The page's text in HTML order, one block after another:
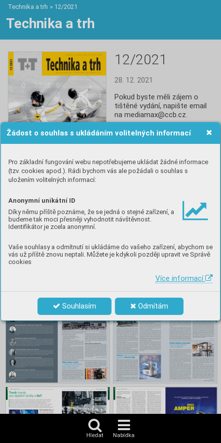
Žádost o souhlas s ukládáním volitelných informací
Pro základní fungování webu nepotřebujeme ukládat žádné informace
(tzv. cookies apod.). Rádi bychom vás ale požádali o souhlas s
uložením volitelných informací:
Anonymní unikátní ID
Díky němu příště poznáme, že se jedná o stejné zařízení, a
budeme tak moci přesněji vyhodnotit návštěvnost.
Identifikátor je zcela anonymní.
Vaše souhlasy a odmítnutí si ukládáme do vašeho zařízení, abychom se
vás už příště znovu neptali. Můžete je kdykoli později upravit ve Správě
cookies
Více informací
Souhlasím Odmítám
12/2021
28. 12. 2021
Pokud byste měli zájem o
tištěné vydání, napište email
na mediamax@ccb.cz.
Obsah
Technika a trh » 12/2021
Technika a trh
Hledat Nabídka